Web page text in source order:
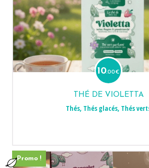
10.00€
THÉ DE VIOLETTA
Thés, Thés glacés, Thés
Promo !